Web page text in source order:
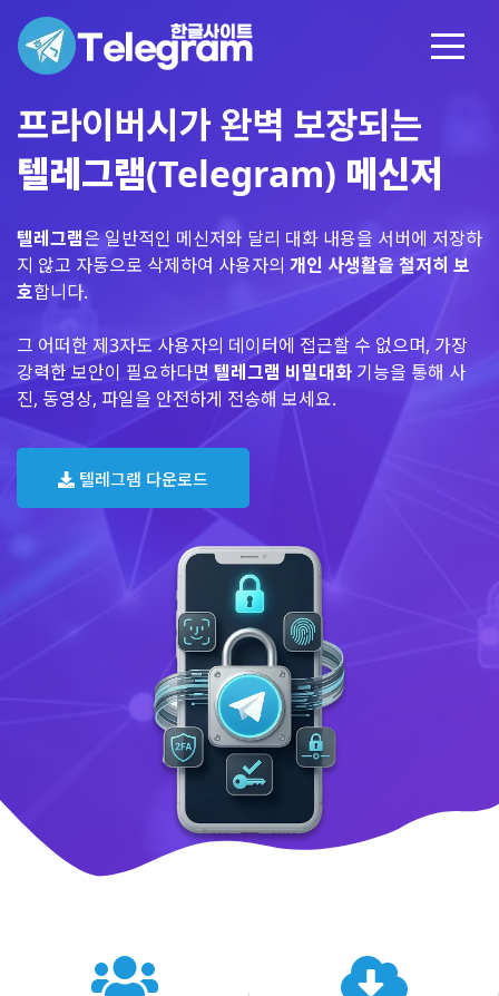
프라이버시가 완벽 보장되는
텔레그램(Telegram) 메신저
텔레그램은 일반적인 메신저와 달리 대화 내용을 서버에 저장하
지 않고 자동으로 삭제하여 사용자의 개인 사생활을 철저히 보
호합니다.
그 어떠한 제3자도 사용자의 데이터에 접근할 수 없으며, 가장
강력한 보안이 필요하다면 텔레그램 비밀대화 기능을 통해 사
진, 동영상, 파일을 안전하게 전송해 보세요.
텔레그램 다운로드
텔레그램 글로벌 이용 통계